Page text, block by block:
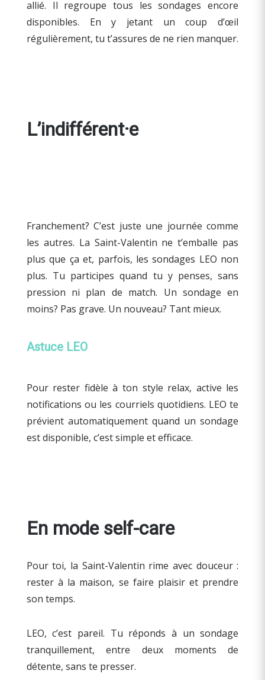
allié. Il regroupe tous les sondages encore
disponibles. En y jetant un coup d’œil
régulièrement, tu t’assures de ne rien manquer.
L’indifférent·e
Franchement? C’est juste une journée comme
les autres. La Saint-Valentin ne t’emballe pas
plus que ça et, parfois, les sondages LEO non
plus. Tu participes quand tu y penses, sans
pression ni plan de match. Un sondage en
moins? Pas grave. Un nouveau? Tant mieux.
Astuce LEO
Pour rester fidèle à ton style relax, active les
notifications ou les courriels quotidiens. LEO te
prévient automatiquement quand un sondage
est disponible, c’est simple et efficace.
En mode self-care
Pour toi, la Saint-Valentin rime avec douceur :
rester à la maison, se faire plaisir et prendre
son temps.
LEO, c’est pareil. Tu réponds à un sondage
tranquillement, entre deux moments de
détente, sans te presser.